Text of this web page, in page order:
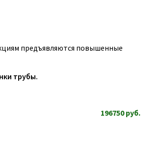
предъявляются повышенные
трубы.
196750руб.